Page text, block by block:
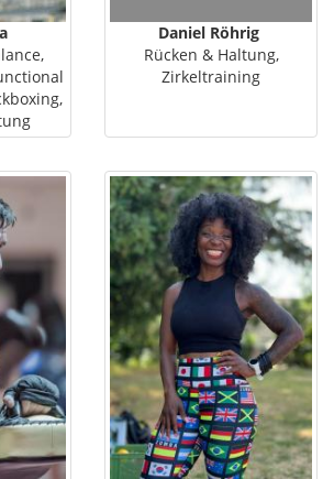
Daniel Röhrig
Rücken & Haltung,
Zirkeltraining